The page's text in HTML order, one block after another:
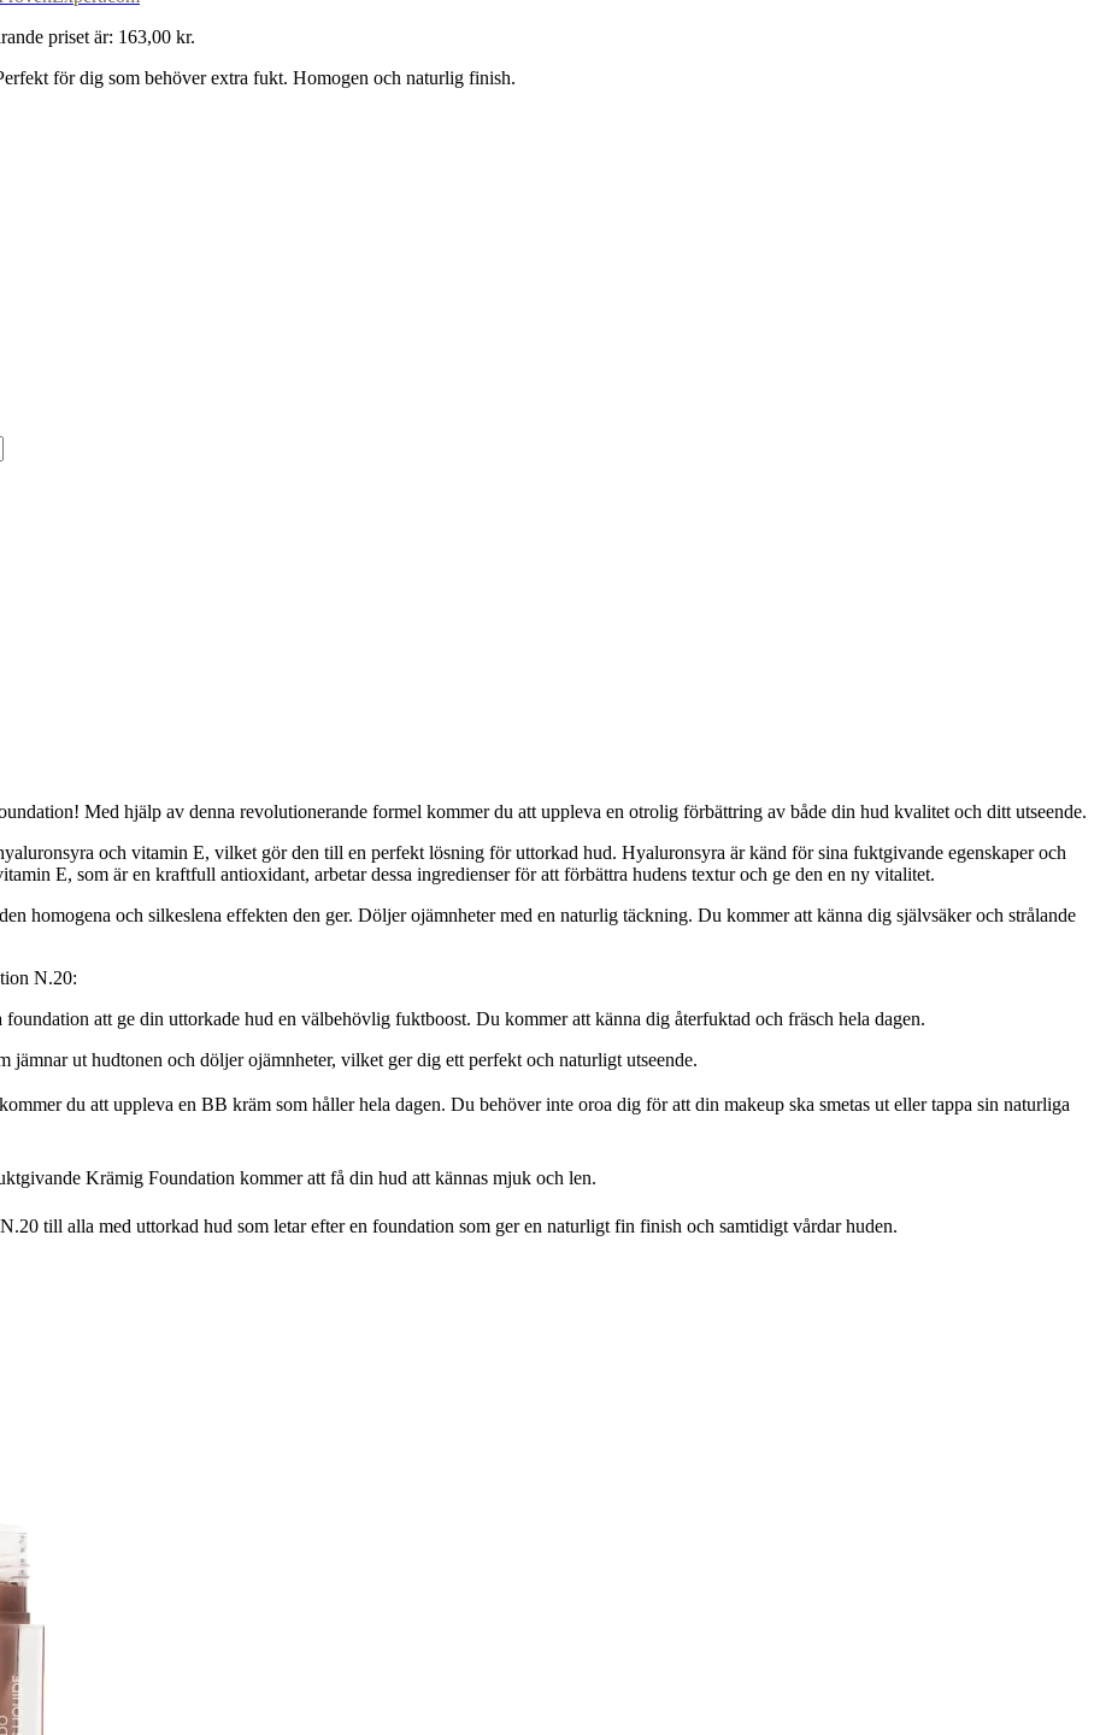
priset är: 163,00 kr.
för dig som behöver extra fukt. Homogen och naturlig finish.
Med hjälp av denna revolutionerande formel kommer du att uppleva en otrolig förbättring av både din hud kvalitet och ditt utseende.
och vitamin E, vilket gör den till en perfekt lösning för uttorkad hud. Hyaluronsyra är känd för sina fuktgivande egenskaper och
E, som är en kraftfull antioxidant, arbetar dessa ingredienser för att förbättra hudens textur och ge den en ny vitalitet.
homogena och silkeslena effekten den ger. Döljer ojämnheter med en naturlig täckning. Du kommer att känna dig självsäker och strålande
N.20:
att ge din uttorkade hud en välbehövlig fuktboost. Du kommer att känna dig återfuktad och fräsch hela dagen.
ut hudtonen och döljer ojämnheter, vilket ger dig ett perfekt och naturligt utseende.
du att uppleva en BB kräm som håller hela dagen. Du behöver inte oroa dig för att din makeup ska smetas ut eller tappa sin naturliga
Krämig Foundation kommer att få din hud att kännas mjuk och len.
till alla med uttorkad hud som letar efter en foundation som ger en naturligt fin finish och samtidigt vårdar huden.